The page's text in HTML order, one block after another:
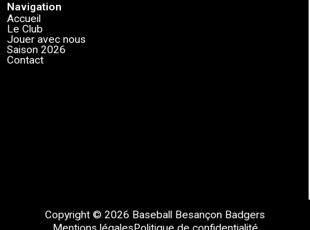
Navigation
Accueil
Le Club
Jouer avec nous
Saison 2026
Contact
Copyright © 2026 Baseball Besançon Badgers